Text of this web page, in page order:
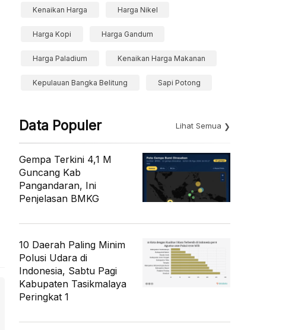
Kenaikan Harga Harga Nikel
Harga Kopi Harga Gandum
Harga Paladium Kenaikan Harga Makanan
Kepulauan Bangka Belitung Sapi Potong
Data Populer Lihat Semua
Gempa Terkini 4,1 M
Guncang Kab
Pangandaran, Ini
Penjelasan BMKG
10 Daerah Paling Minim
Polusi Udara di
Indonesia, Sabtu Pagi
Kabupaten Tasikmalaya
Peringkat 1